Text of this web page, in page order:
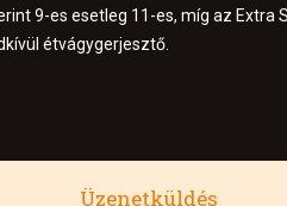
9-es esetleg 11-es, míg az Extra
étvágygerjesztő.
Üzenetküldés